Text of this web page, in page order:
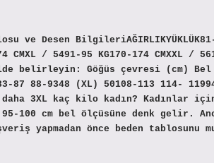
Desen BilgileriAĞIRLIKYÜKLÜK81-
CMXL / 5491-95 KG170-174 CMXXL /
belirleyin: Göğüs çevresi (cm)
87 88-9348 (XL) 50108-113 114-
daha 3XL kaç kilo kadın? Kadınlar
100 cm bel ölçüsüne denk gelir.
yapmadan önce beden tablosunu